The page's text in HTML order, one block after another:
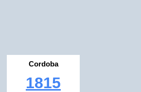
Cordoba
1815